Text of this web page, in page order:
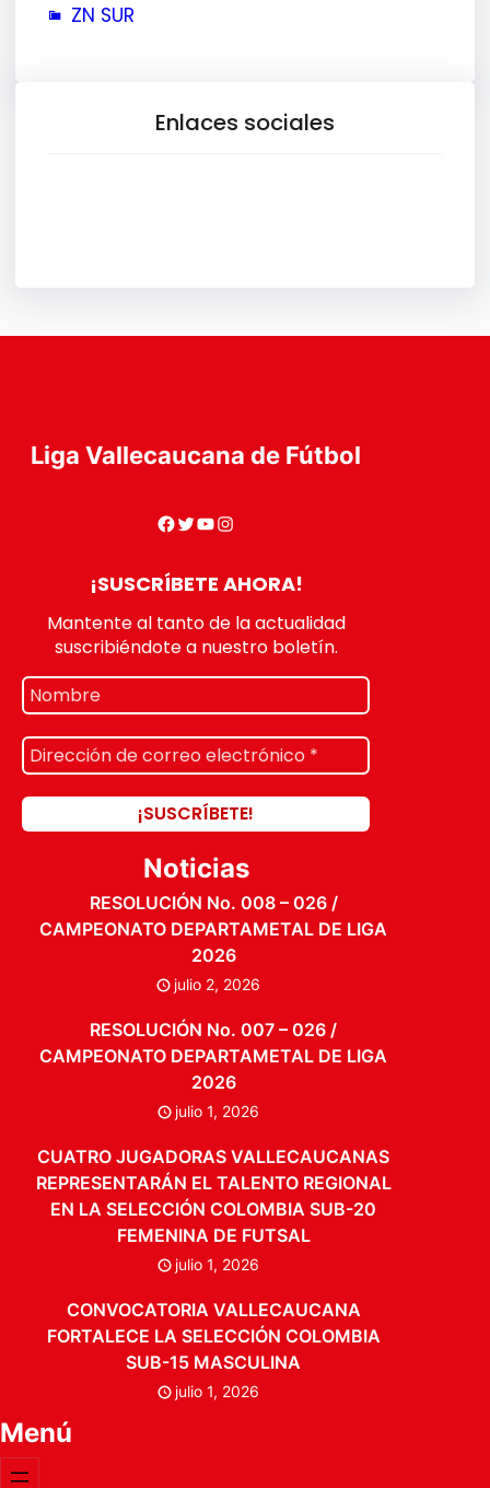
ZN SUR
Enlaces sociales
Liga Vallecaucana de Fútbol
¡SUSCRÍBETE AHORA!
Mantente al tanto de la actualidad
suscribiéndote a nuestro boletín.
Noticias
RESOLUCIÓN No. 008 – 026 /
CAMPEONATO DEPARTAMETAL DE LIGA
2026
julio 2, 2026
RESOLUCIÓN No. 007 – 026 /
CAMPEONATO DEPARTAMETAL DE LIGA
2026
julio 1, 2026
CUATRO JUGADORAS VALLECAUCANAS
REPRESENTARÁN EL TALENTO REGIONAL
EN LA SELECCIÓN COLOMBIA SUB-20
FEMENINA DE FUTSAL
julio 1, 2026
CONVOCATORIA VALLECAUCANA
FORTALECE LA SELECCIÓN COLOMBIA
SUB-15 MASCULINA
julio 1, 2026
Menú